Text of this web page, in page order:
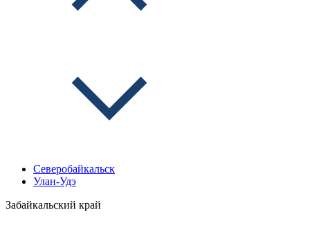
Северобайкальск
Улан-Удэ
Забайкальский край